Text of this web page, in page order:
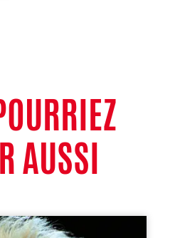
AUSSI